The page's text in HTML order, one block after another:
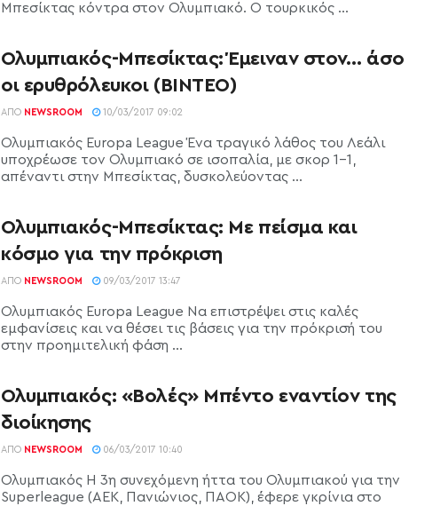
Μπεσίκτας κόντρα στον Ολυμπιακό. Ο τουρκικός ...
Ολυμπιακός-Μπεσίκτας: Έμειναν στον… άσο
οι ερυθρόλευκοι (ΒΙΝΤΕΟ)
ΑΠΌ NEWSROOM 10/03/2017 09:02
Ολυμπιακός Europa League Ένα τραγικό λάθος του Λεάλι
υποχρέωσε τον Ολυμπιακό σε ισοπαλία, με σκορ 1-1,
απέναντι στην Μπεσίκτας, δυσκολεύοντας ...
Ολυμπιακός-Μπεσίκτας: Με πείσμα και
κόσμο για την πρόκριση
ΑΠΌ NEWSROOM 09/03/2017 13:47
Ολυμπιακός Europa League Να επιστρέψει στις καλές
εμφανίσεις και να θέσει τις βάσεις για την πρόκρισή του
στην προημιτελική φάση ...
Ολυμπιακός: «Βολές» Μπέντο εναντίον της
διοίκησης
ΑΠΌ NEWSROOM 06/03/2017 10:40
Ολυμπιακός Η 3η συνεχόμενη ήττα του Ολυμπιακού για την
Superleague (ΑΕΚ, Πανιώνιος, ΠΑΟΚ), έφερε γκρίνια στο